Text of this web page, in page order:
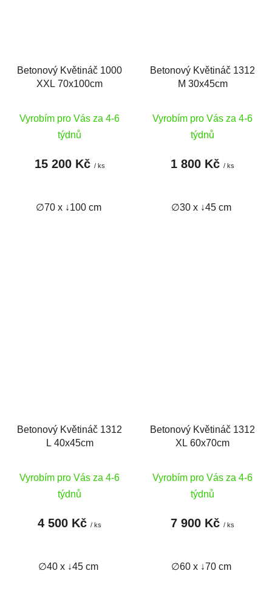
Betonový Květináč 1000
XXL 70x100cm
Vyrobím pro Vás za 4-6
týdnů
15 200 Kč / ks
∅70 x ↓100 cm
Betonový Květináč 1312
M 30x45cm
Vyrobím pro Vás za 4-6
týdnů
1 800 Kč / ks
∅30 x ↓45 cm
Betonový Květináč 1312
L 40x45cm
Vyrobím pro Vás za 4-6
týdnů
4 500 Kč / ks
∅40 x ↓45 cm
Betonový Květináč 1312
XL 60x70cm
Vyrobím pro Vás za 4-6
týdnů
7 900 Kč / ks
∅60 x ↓70 cm